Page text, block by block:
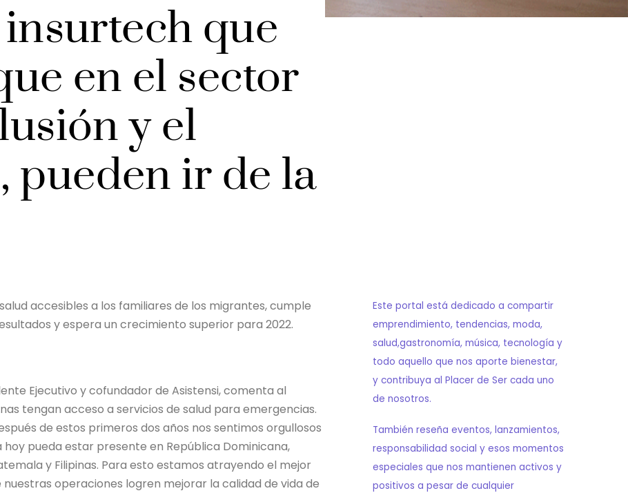
que
en el sector
y el
pueden ir de la
accesibles a los familiares de los migrantes, cumple
y espera un crecimiento superior para 2022.
Ejecutivo y cofundador de Asistensi, comenta al
tengan acceso a servicios de salud para emergencias.
de estos primeros dos años nos sentimos orgullosos
pueda estar presente en República Dominicana,
y Filipinas. Para esto estamos atrayendo el mejor
operaciones logren mejorar la calidad de vida de
Este portal está dedicado a compartir
emprendimiento, tendencias, moda,
salud,gastronomía, música, tecnología y
todo aquello que nos aporte bienestar,
y contribuya al Placer de Ser cada uno
de nosotros.
También reseña eventos, lanzamientos,
responsabilidad social y esos momentos
especiales que nos mantienen activos y
positivos a pesar de cualquier